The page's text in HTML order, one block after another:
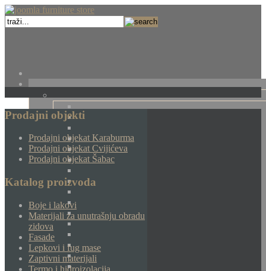
Prodajni objekti
Prodajni objekat Karaburma
Prodajni objekat Cvijićeva
Prodajni objekat Šabac
Katalog proizvoda
Boje i lakovi
Materijali za unutrašnju obradu
zidova
Fasade
Lepkovi i fug mase
Zaptivni materijali
Termo i hidroizolacija